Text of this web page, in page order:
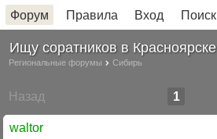
Форум Правила Вход Поиск
Ищу соратников в Красноярске
Региональные форумы Сибирь
Назад 1
waltor